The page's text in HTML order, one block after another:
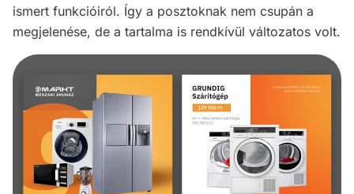
ismert funkcióiról. Így a posztoknak nem csupán a
megjelenése, de a tartalma is rendkívül változatos volt.